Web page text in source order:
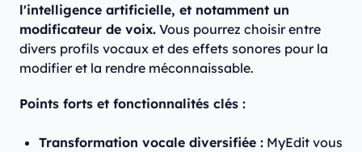
l'intelligence artificielle, et notamment un
modificateur de voix. Vous pourrez choisir entre
divers profils vocaux et des effets sonores pour la
modifier et la rendre méconnaissable.
Points forts et fonctionnalités clés :
Transformation vocale diversifiée : MyEdit vous